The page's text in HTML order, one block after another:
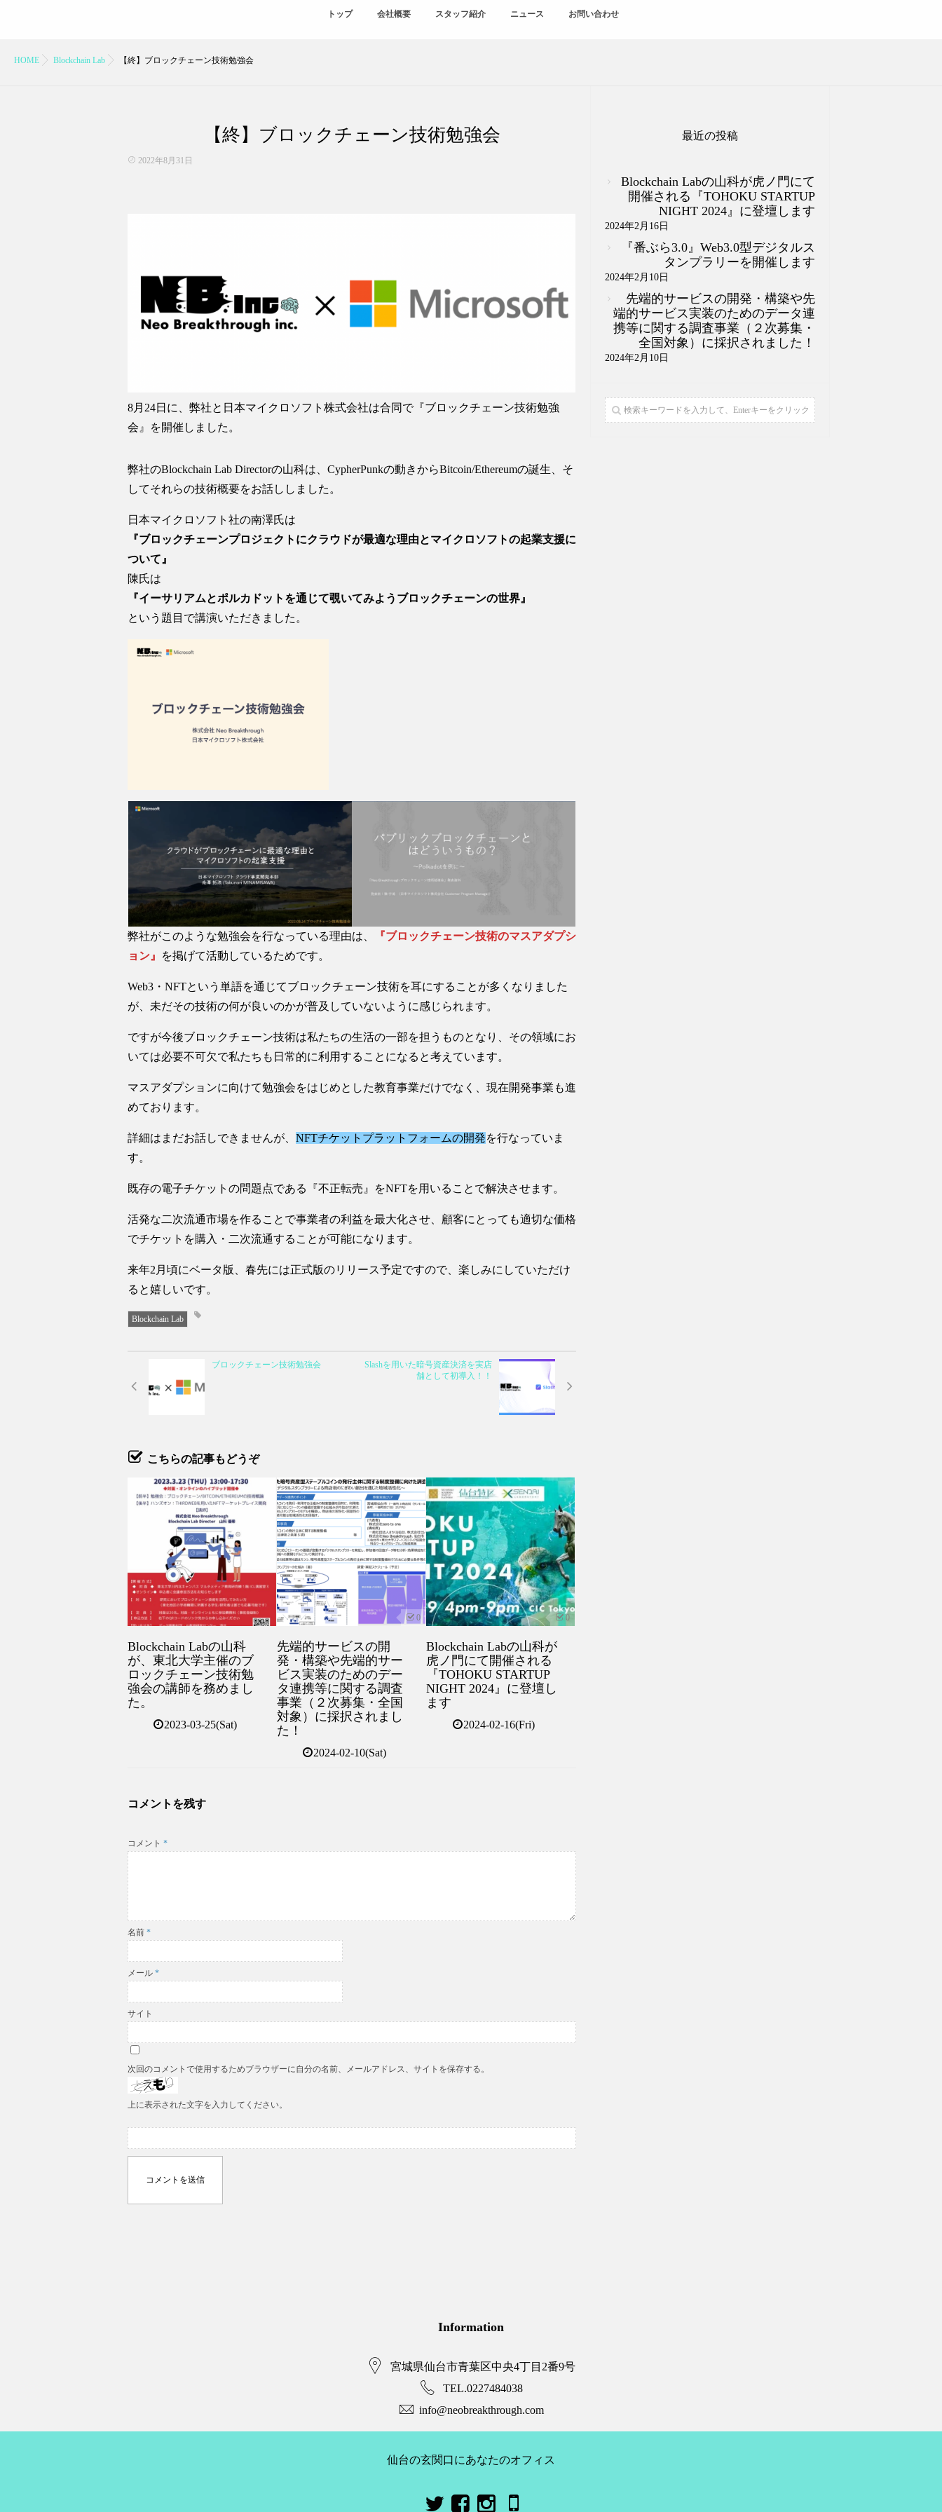
トップ 会社概要 スタッフ紹介 ニュース お問い合わせ
HOME Blockchain Lab 【終】ブロックチェーン技術勉強会
【終】ブロックチェーン技術勉強会
2022年8月31日
8月24日に、弊社と日本マイクロソフト株式会社は合同で『ブロックチェーン技術勉強
会』を開催しました。
弊社のBlockchain Lab Directorの山科は、CypherPunkの動きからBitcoin/Ethereumの誕生、そ
してそれらの技術概要をお話ししました。
日本マイクロソフト社の南澤氏は
『ブロックチェーンプロジェクトにクラウドが最適な理由とマイクロソフトの起業支援に
ついて』
陳氏は
『イーサリアムとポルカドットを通じて覗いてみようブロックチェーンの世界』
という題目で講演いただきました。
弊社がこのような勉強会を行なっている理由は、
『ブロックチェーン技術のマスアダプシ
ョン』
を掲げて活動しているためです。
Web3・NFTという単語を通じてブロックチェーン技術を耳にすることが多くなりました
が、未だその技術の何が良いのかが普及していないように感じられます。
ですが今後ブロックチェーン技術は私たちの生活の一部を担うものとなり、その領域にお
いては必要不可欠で私たちも日常的に利用することになると考えています。
マスアダプションに向けて勉強会をはじめとした教育事業だけでなく、現在開発事業も進
めております。
詳細はまだお話しできませんが、 NFTチケットプラットフォームの開発を行なっていま
す。
既存の電子チケットの問題点である『不正転売』をNFTを用いることで解決させます。
活発な二次流通市場を作ることで事業者の利益を最大化させ、顧客にとっても適切な価格
でチケットを購入・二次流通することが可能になります。
来年2月頃にベータ版、春先には正式版のリリース予定ですので、楽しみにしていただけ
ると嬉しいです。
Blockchain Lab
ブロックチェーン技術勉強会
Slashを用いた暗号資産決済を実店
舗として初導入！！
こちらの記事もどうぞ
Blockchain Labの山科
が、東北大学主催のブ
ロックチェーン技術勉
強会の講師を務めまし
た。
2023-03-25(Sat)
0
先端的サービスの開
発・構築や先端的サー
ビス実装のためのデー
タ連携等に関する調査
事業（２次募集・全国
対象）に採択されまし
た！
2024-02-10(Sat)
0
Blockchain Labの山科が
虎ノ門にて開催される
『TOHOKU STARTUP
NIGHT 2024』に登壇し
ます
2024-02-16(Fri)
コメントを残す
コメント *
名前 *
メール *
サイト
次回のコメントで使用するためブラウザーに自分の名前、メールアドレス、サイトを保存する。
上に表示された文字を入力してください。
最近の投稿
Blockchain Labの山科が虎ノ門にて
開催される『TOHOKU STARTUP
NIGHT 2024』に登壇します
2024年2月16日
『番ぶら3.0』Web3.0型デジタルス
タンプラリーを開催します
2024年2月10日
先端的サービスの開発・構築や先
端的サービス実装のためのデータ連
携等に関する調査事業（２次募集・
全国対象）に採択されました！
2024年2月10日
Information
宮城県仙台市青葉区中央4丁目2番9号
TEL.0227484038
info@neobreakthrough.com
仙台の玄関口にあなたのオフィス